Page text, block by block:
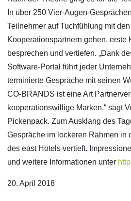
In über 250 Vier-Augen-
Teilnehmer auf Tuchfühlung mit
Kooperationspartnern gehen, erste
besprechen und vertiefen. „Dank
Software-Portal führt jeder
terminierte Gespräche mit seinen
CO-BRANDS ist eine Art
kooperationswillige Marken.“ sagt
Pickenpack. Zum Ausklang des
Gespräche im lockeren Rahmen in
des east Hotels vertieft.
und weitere Informationen unter
20. April 2018